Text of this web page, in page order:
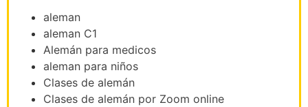
aleman
aleman C1
Alemán para medicos
aleman para niños
Clases de alemán
Clases de alemán por Zoom online